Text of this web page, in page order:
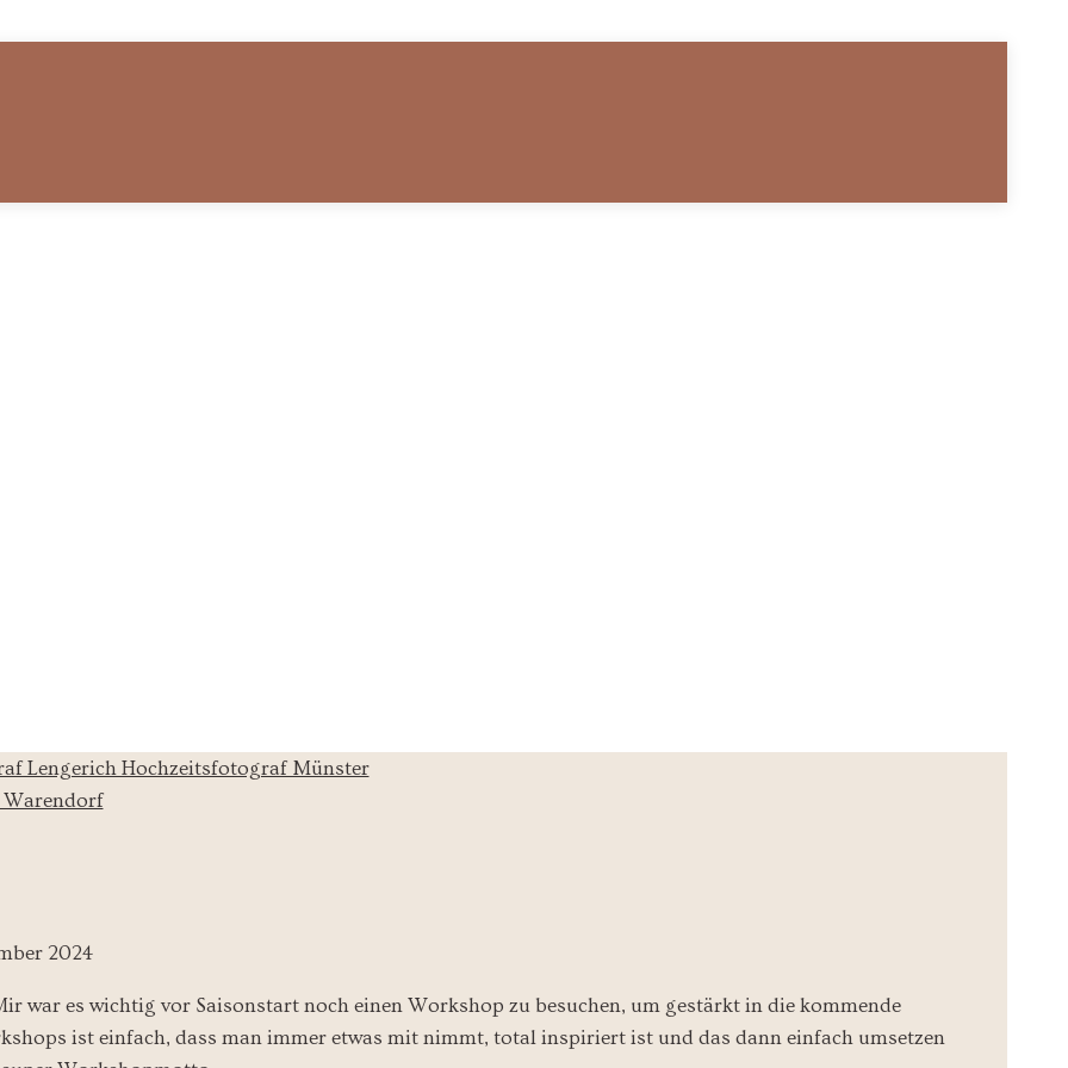
2024
war es wichtig vor Saisonstart noch einen Workshop zu besuchen, um gestärkt in die kommende
ist einfach, dass man immer etwas mit nimmt, total inspiriert ist und das dann einfach umsetzen